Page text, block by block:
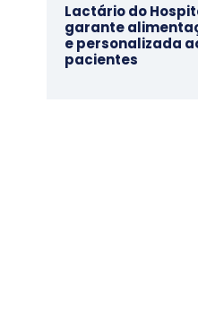
Lactário do
garante
e personalizada
pacientes